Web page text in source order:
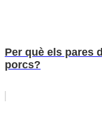
Per què els pares
porcs?